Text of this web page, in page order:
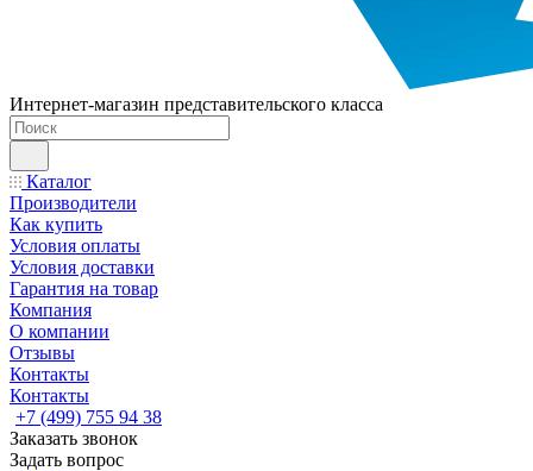
Интернет-магазин представительского класса
Каталог
Производители
Как купить
Условия оплаты
Условия доставки
Гарантия на товар
Компания
О компании
Отзывы
Контакты
Контакты
+7 (499) 755 94 38
Заказать звонок
Задать вопрос